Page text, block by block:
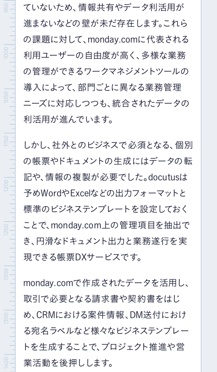
ていないため、情報共有やデータ利活用が
進まないなどの壁が未だ存在します。これら
の課題に対して、 monday.comに代表される
利用ユーザーの自由度が高く、多様な業務
の管理ができるワークマネジメントツールの
導入によって、部門ごとに異なる業務管理
ニーズに対応しつつも、統合されたデータの
利活用が進んでいます。
しかし、社外とのビジネスで必須となる、個別
の帳票やドキュメントの生成にはデータの転
記や、情報の複製が必要でした。docutusは
予めWordや Excel などの出力フォーマットと
標準のビジネステンプレートを設定しておく
ことで、 monday.com 上の管理項目を抽出で
き、円滑なドキュメント出力と業務遂行を実
現できる帳票 DXサービスです。
monday.comで作成されたデータを活用し、
取引で必要となる請求書や契約書をはじ
め、 CRM における案件情報、 DM送付におけ
る宛名ラベルなど様々なビジネステンプレー
トを生成することで、プロジェクト推進や営
業活動を後押しします。